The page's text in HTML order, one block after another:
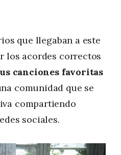
que llegaban a este
los acordes correctos
canciones favoritas
comunidad que se
compartiendo
sociales.